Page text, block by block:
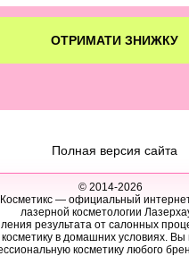
ОТРИМАТИ ЗНИЖКУ
Полная версия сайта
© 2014-2026
— официальный
лазерной косметологии
результата от салонных
в домашних условиях. Вы
косметику любого